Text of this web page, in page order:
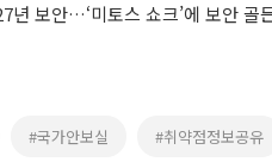
년 보안…‘미토스 쇼크’에 보안 골
#국가안보실 #취약점정보공유